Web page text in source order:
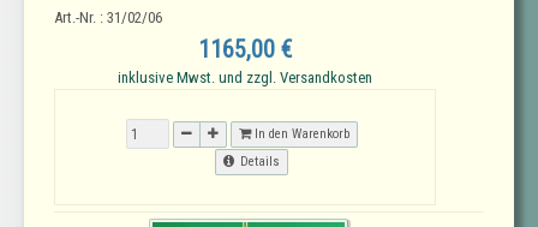
Art.-Nr. : 31/02/06
1165,00 €
inklusive Mwst. und zzgl. Versandkosten
In den Warenkorb
Details